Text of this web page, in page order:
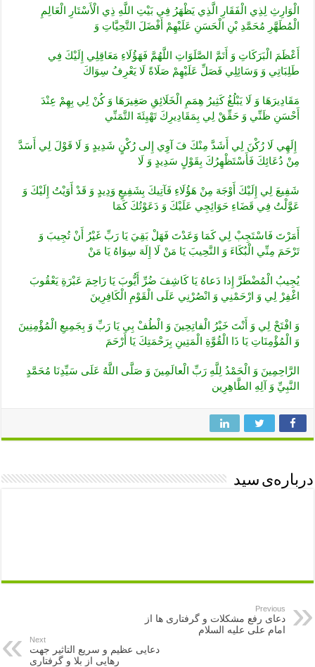
الْوَارِثِ لِذِي الْفَقَارِ الَّذِي يَظْهَرُ فِي بَيْتِ اللَّهِ ذِي الْأَسْتَارِ الْعَالِمِ
الْمُطَهَّرِ مُحَمَّدِ بْنِ الْحَسَنِ عَلَيْهِمْ أَفْضَلَ التَّحِيَّاتِ وَ
أَعْظَمَ الْبَرَكَاتِ وَ أَتَمَّ الصَّلَوَاتِ اللَّهُمَّ فَهَؤُلَاءِ مَعَاقِلِي إِلَيْكَ فِي
طَلِبَاتِي وَ وَسَائِلِي فَصَلِّ عَلَيْهِمْ صَلَاةً لَا يَعْرِفُ سِوَاكَ
مَقَادِيرَهَا وَ لَا يَبْلُغُ كَثِيرُ هِمَمِ الْخَلَائِقِ صَغِيرَهَا وَ كُنْ لِي بِهِمْ عِنْدَ
أَحْسَنِ ظَنِّي وَ حَقِّقْ لِي بِمَقَادِيرِكَ تَهْيِئَةَ التَّمَنِّي
إِلَهِي لَا رُكْنَ لِي أَشَدَّ مِنْكَ فَ آوِي إِلى‏ رُكْنٍ شَدِيدٍ وَ لَا قَوْلَ لِي أَسَدَّ
مِنْ دُعَائِكَ فَأَسْتَظْهِرُكَ بِقَوْلٍ سَدِيدٍ وَ لَا
شَفِيعَ لِي إِلَيْكَ أَوْجَهَ مِنْ هَؤُلَاءِ فَآتِيكَ بِشَفِيعٍ وَدِيدٍ وَ قَدْ أَوَيْتُ إِلَيْكَ وَ
عَوَّلْتُ فِي قَضَاءِ حَوَائِجِي عَلَيْكَ وَ دَعَوْتُكَ كَمَا
أَمَرْتَ فَاسْتَجِبْ لِي كَمَا وَعَدْتَ فَهَلْ بَقِيَ يَا رَبِّ غَيْرُ أَنْ تُجِيبَ وَ
تَرْحَمَ مِنِّي الْبُكَاءَ وَ النَّحِيبَ يَا مَنْ لَا إِلَهَ سِوَاهُ يَا مَنْ‏
يُجِيبُ الْمُضْطَرَّ إِذا دَعاهُ‏ يَا كَاشِفَ ضُرِّ أَيُّوبَ يَا رَاحِمَ عَبْرَةِ يَعْقُوبَ
اغْفِرْ لِي وَ ارْحَمْنِي وَ انْصُرْنِي عَلَى الْقَوْمِ الْكَافِرِينَ
وَ افْتَحْ لِي‏ وَ أَنْتَ خَيْرُ الْفاتِحِينَ‏ وَ الْطُفْ بِي يَا رَبِّ وَ بِجَمِيعِ الْمُؤْمِنِينَ
وَ الْمُؤْمِنَاتِ يَا ذَا الْقُوَّةِ الْمَتِينِ بِرَحْمَتِكَ يَا أَرْحَمَ
الرَّاحِمِينَ‏ وَ الْحَمْدُ لِلَّهِ رَبِّ الْعالَمِينَ‏ وَ صَلَّى اللَّهُ عَلَى سَيِّدِنَا مُحَمَّدٍ
النَّبِيِّ وَ آلِهِ الطَّاهِرِين
درباره‌ی سید
Previous
دعای رفع مشکلات و گرفتاری ها از
امام علی علیه السلام
Next
دعایی عظیم و سریع التاثیر جهت
رهایی از بلا و گرفتاری